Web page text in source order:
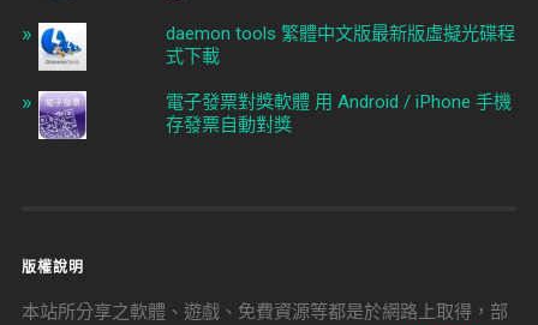
daemon tools 繁體中文版最新版虛擬光碟程
式下載
電子發票對獎軟體 用 Android / iPhone 手機
存發票自動對獎
版權說明
本站所分享之軟體、遊戲、免費資源等都是於網路上取得，部